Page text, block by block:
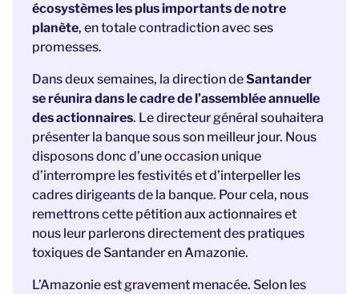
écosystèmes les plus importants de notre
planète, en totale contradiction avec ses
promesses.
Dans deux semaines, la direction deSantander
se réunira dans le cadre de l’assemblée annuelle
des actionnaires. Le directeur général souhaitera
présenter la banque sous son meilleur jour. Nous
disposons donc d’une occasion unique
d’interrompre les festivités et d’interpeller les
cadres dirigeants de la banque. Pour cela, nous
remettrons cette pétition aux actionnaires et
nous leur parlerons directement des pratiques
toxiques de Santander en Amazonie.
L’Amazonie est gravement menacée. Selon les